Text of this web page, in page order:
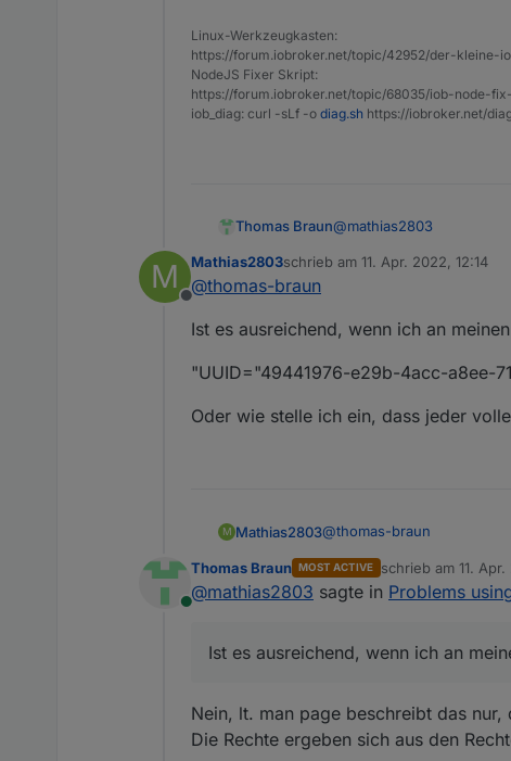
Linux-Werkzeugkasten:
https://forum.iobroker.net/topic/42952/der-kleine-
NodeJS Fixer Skript:
https://forum.iobroker.net/topic/68035/iob-node-
iob_diag: curl -sLf -o diag.sh https://iobroker.net/
Thomas Braun@mathias2803
Schau in die man-page:
M
Offline
Mathias2803schrieb am 11. Apr. 2022, 12:14
zuletzt editiert von
@thomas-braun
Ist es ausreichend, wenn ich an
"UUID="49441976-e29b-4acc-a8ee-
Oder wie stelle ich ein, dass jeder
M Mathias2803@thomas-braun
Ist es ausreichend, wenn
Oder wie stelle ich ein,
Online
Thomas Braun MOST ACTIVE schrieb am 11.
zuletzt editiert von
@mathias2803 sagte in Problems
Ist es ausreichend, wenn ich an
Nein, lt. man page beschreibt das
Die Rechte ergeben sich aus den